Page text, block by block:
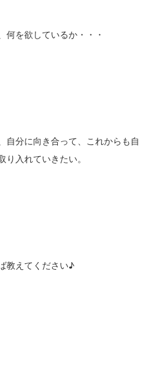
何を欲しているか・・・
自分に向き合って、これからも自
入れていきたい。
教えてください♪